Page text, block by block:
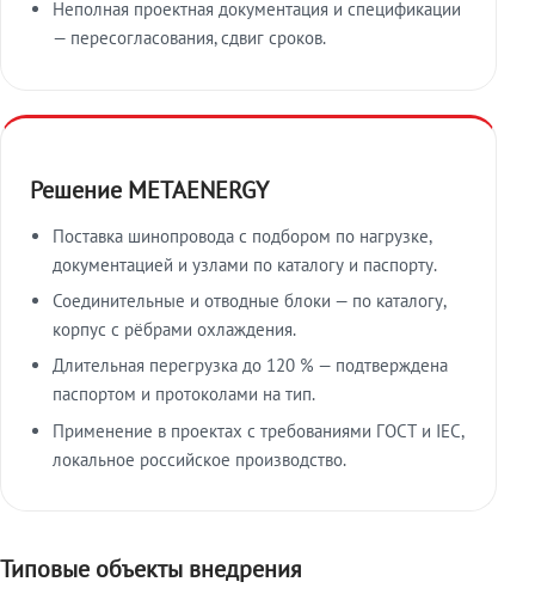
Неполная проектная документация и спецификации
— пересогласования, сдвиг сроков.
Решение METAENERGY
Поставка шинопровода с подбором по нагрузке,
документацией и узлами по каталогу и паспорту.
Соединительные и отводные блоки — по каталогу,
корпус с рёбрами охлаждения.
Длительная перегрузка до 120 % — подтверждена
паспортом и протоколами на тип.
Применение в проектах с требованиями ГОСТ и IEC,
локальное российское производство.
Типовые объекты внедрения